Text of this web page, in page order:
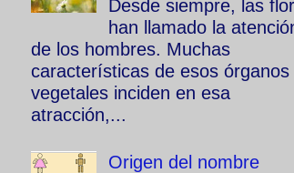
Desde siempre, las
han llamado la
de los hombres. Muchas
características de esos órganos
vegetales inciden en esa
atracción,...
Origen del nombre